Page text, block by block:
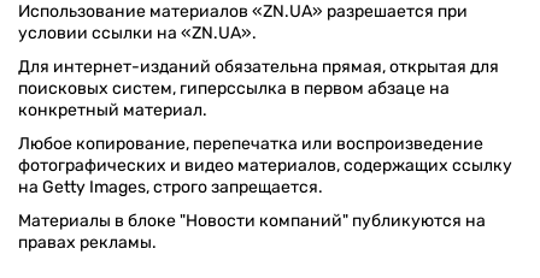
Использование материалов «ZN.UA» разрешается при
условии ссылки на «ZN.UA».
Для интернет-изданий обязательна прямая, открытая для
поисковых систем, гиперссылка в первом абзаце на
конкретный материал.
Любое копирование, перепечатка или воспроизведение
фотографических и видео материалов, содержащих ссылку
на Getty Images, строго запрещается.
Материалы в блоке "Новости компаний" публикуются на
правах рекламы.